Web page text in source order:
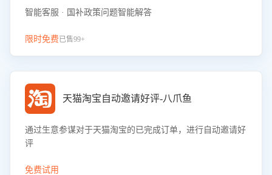
智能客服 · 国补政策问题智能解答
限时免费已售99+
天猫淘宝自动邀请好评-八爪鱼
通过生意参谋对于天猫淘宝的已完成订单，进行自动邀请好
评
免费试用